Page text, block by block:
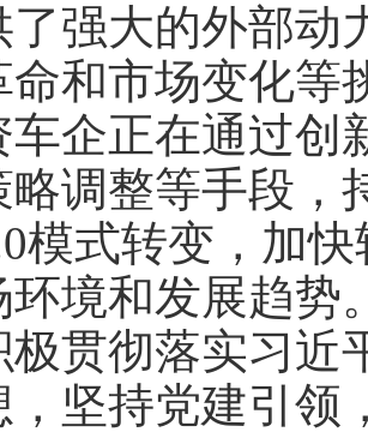
了强大的外部动
命和市场变化等
车企正在通过创
略调整等手段，
模式转变，加
环境和发展趋势
极贯彻落实习近
，坚持党建引领